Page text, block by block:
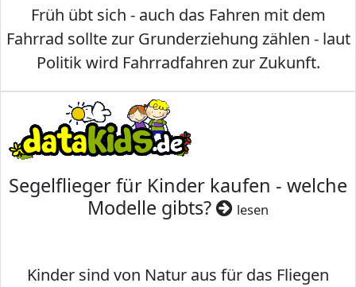
Früh übt sich - auch das Fahren mit dem
Fahrrad sollte zur Grunderziehung zählen - laut
Politik wird Fahrradfahren zur Zukunft.
Segelflieger für Kinder kaufen - welche
Modelle gibts?
lesen
Kinder sind von Natur aus für das Fliegen